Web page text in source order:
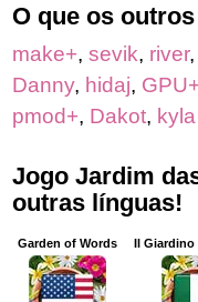
O que os
make+, sevik, river,
Danny, hidaj,
pmod+, Dakot, kyla
Jogo Jardim
outras línguas!
Garden of Words Il Giardino